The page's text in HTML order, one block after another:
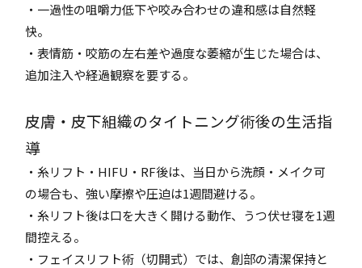
・一過性の咀嚼力低下や咬み合わせの違和感は自然軽
快。
・表情筋・咬筋の左右差や過度な萎縮が生じた場合は、
追加注入や経過観察を要する。
皮膚・皮下組織のタイトニング術後の生活指
導
・糸リフト・HIFU・RF後は、当日から洗顔・メイク可
の場合も、強い摩擦や圧迫は1週間避ける。
・糸リフト後は口を大きく開ける動作、うつ伏せ寝を1週
間控える。
・フェイスリフト術（切開式）では、創部の清潔保持と